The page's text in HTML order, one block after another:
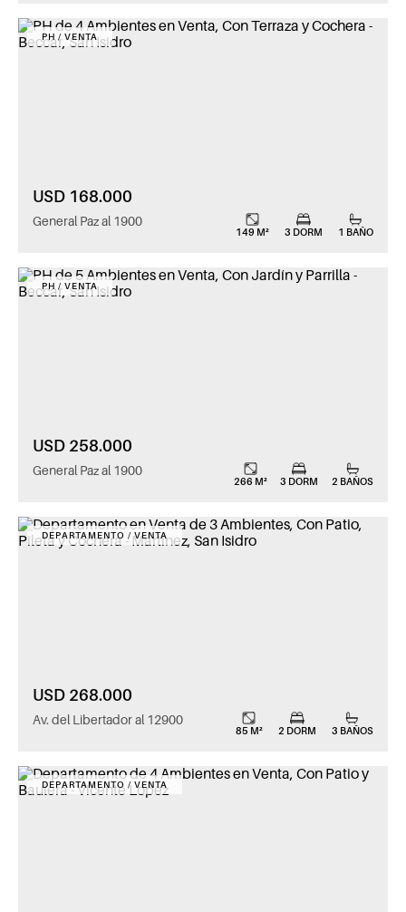
PH / VENTA
USD 168.000
General Paz al 1900
149 M² 3 DORM 1 BAÑO
PH / VENTA
USD 258.000
General Paz al 1900
266 M² 3 DORM 2 BAÑOS
DEPARTAMENTO / VENTA
USD 268.000
Av. del Libertador al 12900
85 M² 2 DORM 3 BAÑOS
DEPARTAMENTO / VENTA